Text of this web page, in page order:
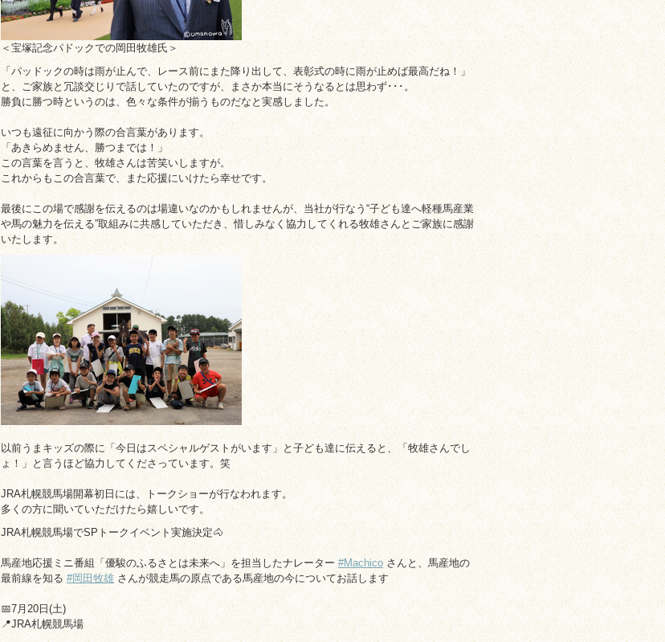
＜宝塚記念パドックでの岡田牧雄氏＞
「パッドックの時は雨が止んで、レース前にまた降り出して、表彰式の時に雨が止めば最高だね！」
と、ご家族と冗談交じりで話していたのですが、まさか本当にそうなるとは思わず･･･。
勝負に勝つ時というのは、色々な条件が揃うものだなと実感しました。
いつも遠征に向かう際の合言葉があります。
「あきらめません、勝つまでは！」
この言葉を言うと、牧雄さんは苦笑いしますが。
これからもこの合言葉で、また応援にいけたら幸せです。
最後にこの場で感謝を伝えるのは場違いなのかもしれませんが、当社が行なう“子ども達へ軽種馬産業
や馬の魅力を伝える”取組みに共感していただき、惜しみなく協力してくれる牧雄さんとご家族に感謝
いたします。
以前うまキッズの際に「今日はスペシャルゲストがいます」と子ども達に伝えると、「牧雄さんでし
ょ！」と言うほど協力してくださっています。笑
JRA札幌競馬場開幕初日には、トークショーが行なわれます。
多くの方に聞いていただけたら嬉しいです。
JRA札幌競馬場でSPトークイベント実施決定🐴
馬産地応援ミニ番組「優駿のふるさとは未来へ」を担当したナレーター#Machico さんと、馬産地の
最前線を知る#岡田牧雄 さんが競走馬の原点である馬産地の今についてお話します
📅7月20日(土)
📍JRA札幌競馬場